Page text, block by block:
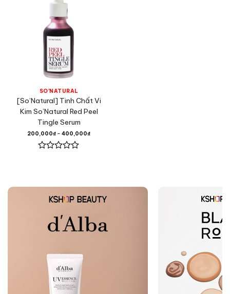
SO'NATURAL
[So’Natural] Tinh Chất Vi
Kim So’Natural Red Peel
Tingle Serum
200,000₫ – 400,000₫
sao